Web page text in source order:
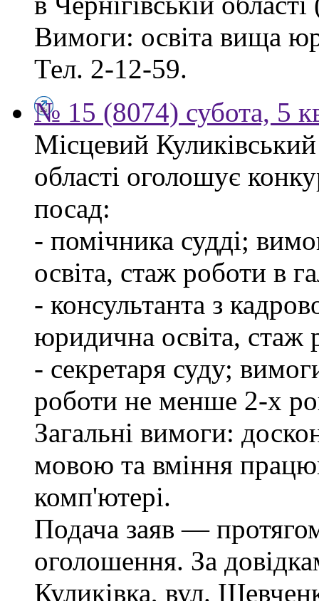
Вимоги: освіта вища
Тел. 2-12-59.
№ 15 (8074) субота, 5
Місцевий
області оголошує
посад:
- помічника судді;
освіта, стаж роботи в
- консультанта з
юридична освіта, стаж
- секретаря суду;
роботи не менше 2-х
Загальні вимоги:
мовою та вміння
комп'ютері.
Подача заяв —
оголошення. За
Куликівка, вул.